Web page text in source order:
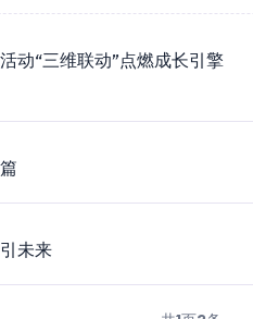
动“三维联动”点燃成长引擎
未来